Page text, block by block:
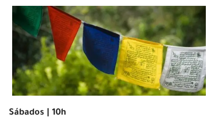
Sábados | 10h